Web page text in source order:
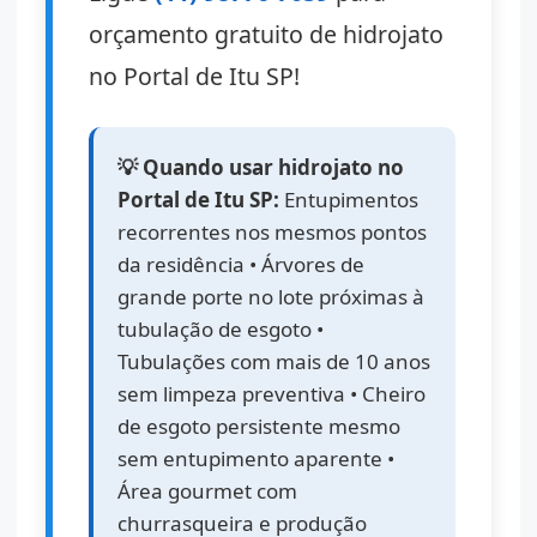
orçamento gratuito de hidrojato
no Portal de Itu SP!
💡 Quando usar hidrojato no
Portal de Itu SP: Entupimentos
recorrentes nos mesmos pontos
da residência • Árvores de
grande porte no lote próximas à
tubulação de esgoto •
Tubulações com mais de 10 anos
sem limpeza preventiva • Cheiro
de esgoto persistente mesmo
sem entupimento aparente •
Área gourmet com
churrasqueira e produção